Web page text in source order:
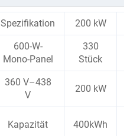
Spezifikation 200 kW
600-W-
Mono-Panel
330
Stück
360 V–438
V
200 kW
Kapazität 400kWh